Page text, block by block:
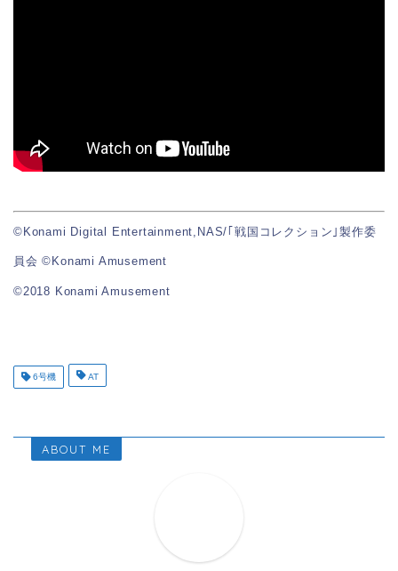
©Konami Digital Entertainment,NAS/｢戦国コレクション｣製作委
員会 ©Konami Amusement
©2018 Konami Amusement
6号機 AT
ABOUT ME